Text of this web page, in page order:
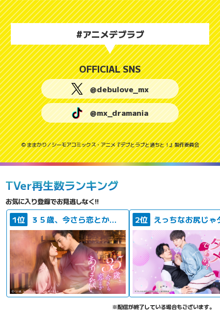
#アニメデブラブ
OFFICIAL SNS
@debulove_mx
@mx_dramania
© ままかり／シーモアコミックス・アニメ『デブとラブと過ちと！』製作委員会
TVer再生数ランキング
お気に入り登録でお見逃しなく!!
1位 ３５歳、今さら恋とかありえない 2位
※配信が終了している場合もございます。